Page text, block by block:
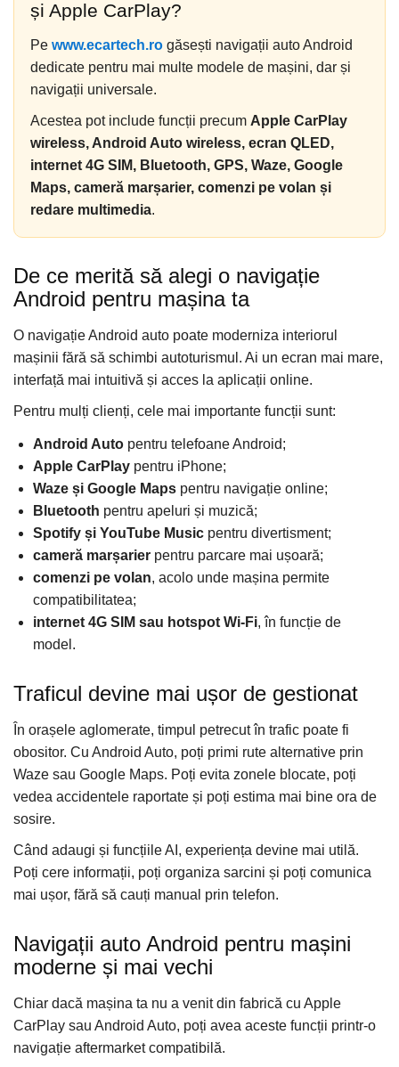
Retelistica & UPS
UPS & Stabilizatoare
Periferice si accesorii IT
Produse Resigilate
și Apple CarPlay?
Pe www.ecartech.ro găsești navigații auto Android
dedicate pentru mai multe modele de mașini, dar și
navigații universale.
Acestea pot include funcții precum Apple CarPlay
wireless, Android Auto wireless, ecran QLED,
internet 4G SIM, Bluetooth, GPS, Waze, Google
Maps, cameră marșarier, comenzi pe volan și
redare multimedia.
De ce merită să alegi o navigație
Android pentru mașina ta
O navigație Android auto poate moderniza interiorul
mașinii fără să schimbi autoturismul. Ai un ecran mai mare,
interfață mai intuitivă și acces la aplicații online.
Pentru mulți clienți, cele mai importante funcții sunt:
Android Auto pentru telefoane Android;
Apple CarPlay pentru iPhone;
Waze și Google Maps pentru navigație online;
Bluetooth pentru apeluri și muzică;
Spotify și YouTube Music pentru divertisment;
cameră marșarier pentru parcare mai ușoară;
comenzi pe volan, acolo unde mașina permite
compatibilitatea;
internet 4G SIM sau hotspot Wi-Fi, în funcție de
model.
Traficul devine mai ușor de gestionat
În orașele aglomerate, timpul petrecut în trafic poate fi
obositor. Cu Android Auto, poți primi rute alternative prin
Waze sau Google Maps. Poți evita zonele blocate, poți
vedea accidentele raportate și poți estima mai bine ora de
sosire.
Când adaugi și funcțiile AI, experiența devine mai utilă.
Poți cere informații, poți organiza sarcini și poți comunica
mai ușor, fără să cauți manual prin telefon.
Navigații auto Android pentru mașini
moderne și mai vechi
Chiar dacă mașina ta nu a venit din fabrică cu Apple
CarPlay sau Android Auto, poți avea aceste funcții printr-o
navigație aftermarket compatibilă.